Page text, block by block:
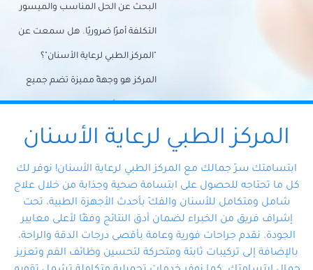
البحث عن الحل المناسب والميسور
التكلفة أمرًا ضروريًا. هل سمعت عن
"المركز الطبي لرعاية الأسنان"؟
المركز هو وجهةً مميزة تضم جميع
احتياجات الأسنان تحت سقف واحد،
وتضمن لك حلاً شاملًا لجميع
المتخصص ذوي الخبرة، ستجد نفسك
في أيد أمينة تلبي احتياجاتك بكل
احترافية ودقة.
المركز الطبي لرعاية الأسنان
ابتسامتك سرّ جمالك مع المركز الطبي لرعاية الأسنان! نوفر لك
كل ما تحتاجه للحصول على ابتسامة صحية وجذابة من خلال علاج
شامل ومتكامل للأسنان والفكّ بأحدث الأجهزة الطبية، تحت
إشراف فريق من الخبراء لضمان أدق النتائج وفقًا لأعلى معايير
الجودة. نقدم جراحات فورية وعامة بأقصى درجات الدقة والراحة،
بالإضافة إلى تركيبات ثابتة ومتحركة لتحسين وظائف الفم وتعزيز